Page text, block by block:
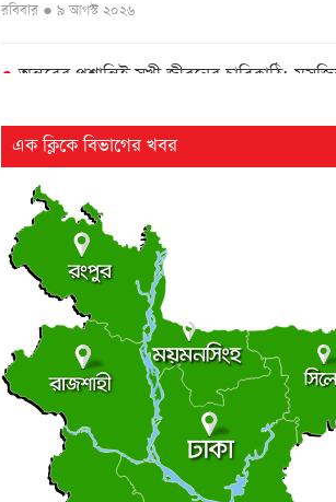
রবিবার ● ৯ আগস্ট ২০২৬
● অন্তরের প্রশান্তিই সুখী জীবনের চাবিকাঠি:
রবিবার ● ৯ আগস্ট ২০২৬
মক্কায় কিং আবদুল আজিজ আন্তর্জাতিক কোরআন
প্রতিযোগিতা শুরু
রবিবার ● ৯ আগস্ট ২০২৬
শ্রীপুরে ট্রেনে কাটা পড়ে স্বামী-স্ত্রী নিহত
রবিবার ● ৯ আগস্ট ২০২৬
জবিতে কর্মসূচি পালনে নিষেধাজ্ঞাতেও কাটেনি
রবিবার ● ৯ আগস্ট ২০২৬
এক ক্লিকে বিভাগের খবর